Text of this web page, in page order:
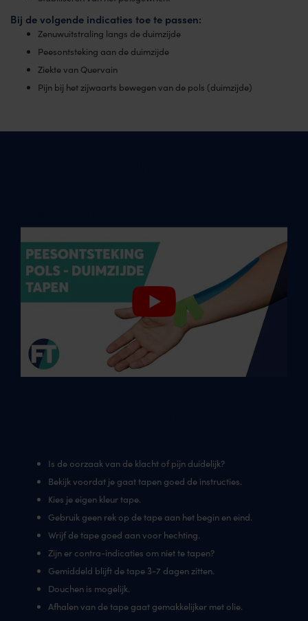
Bij de volgende indicaties toe te passen:
Zenuwuitstraling langs de duimzijde
Peesontsteking aan de duimzijde
Ziekte van Quervain
Pijn bij het zijwaarts bewegen van de pols (duimzijde)
Is de oorzaak van de klacht of pijn duidelijk?
Bekijk voordat je gaat tapen goed de instructies.
Kies je eigen kleur tape.
Gebruik geen rek op de tape aan het begin en eind.
Wrijf de tape goed aan voor hechting.
Zijn er contra-indicaties om niet te tapen?
Gemiddeld blijft de tape 3-7 dagen zitten.
Douchen is mogelijk.
Afhalen van de tape gaat gemakkelijker met olie.